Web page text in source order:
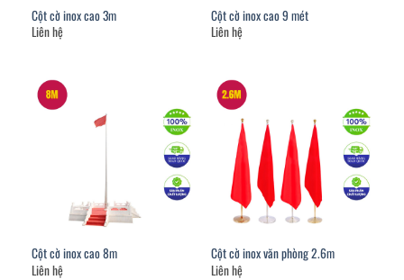
Cột cờ inox cao 3m
Liên hệ
Cột cờ inox cao 9 mét
Liên hệ
Cột cờ inox cao 8m
Liên hệ
Cột cờ inox văn phòng 2.6m
Liên hệ